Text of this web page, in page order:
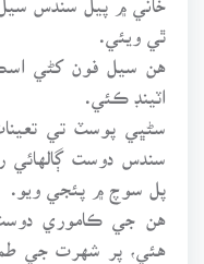
هن سيل فون کڻي
اٽينڊ ڪئي.
سڻڀي پوسٽ تي
سندس دوست
پل سوچ ۾ پئجي ويو.
هن جي ڪاموري
هئي، پر شهرت جي